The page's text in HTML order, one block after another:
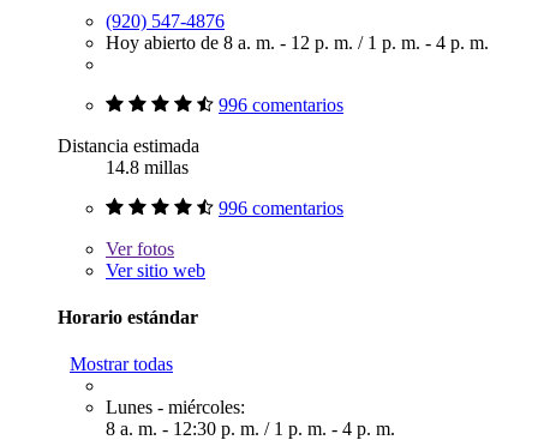
(920) 547-4876
Hoy abierto de 8 a. m. - 12 p. m. / 1 p. m. - 4 p. m.
996 comentarios
Distancia estimada
14.8 millas
996 comentarios
Verfotos
Ver sitio web
Horario estándar
Mostrar todas
Lunes - miércoles:
8 a. m. - 12:30 p. m. / 1 p. m. - 4 p. m.